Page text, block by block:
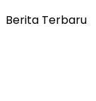
Berita Terbaru